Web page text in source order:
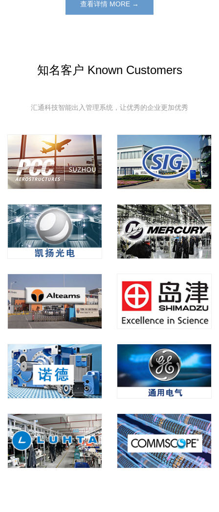
查看详情 MORE →
知名客户 Known Customers
汇通科技智能出入管理系统，让优秀的企业更加优秀